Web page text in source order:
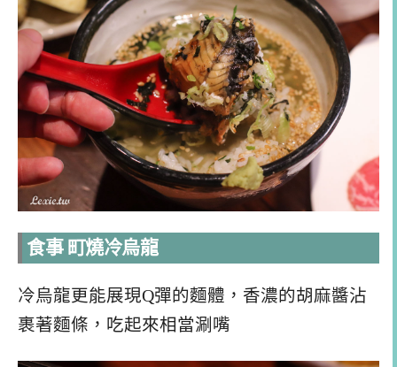
食事 町燒冷烏龍
冷烏龍更能展現Q彈的麵體，香濃的胡麻醬沾
裹著麵條，吃起來相當涮嘴